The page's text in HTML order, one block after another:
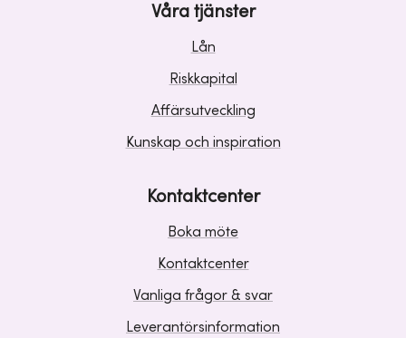
Våra tjänster
Lån
Riskkapital
Affärsutveckling
Kunskap och inspiration
Kontaktcenter
Boka möte
Kontaktcenter
Vanliga frågor & svar
Leverantörsinformation